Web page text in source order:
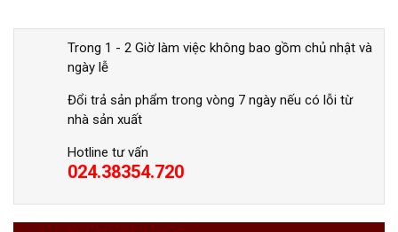
Trong 1 - 2 Giờ làm việc không bao gồm chủ nhật và
ngày lễ
Đổi trả sản phẩm trong vòng 7 ngày nếu có lỗi từ
nhà sản xuất
Hotline tư vấn
024.38354.720